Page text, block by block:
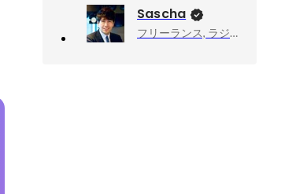
Sascha
フリーランス, ラジオDJ・ナビゲーター